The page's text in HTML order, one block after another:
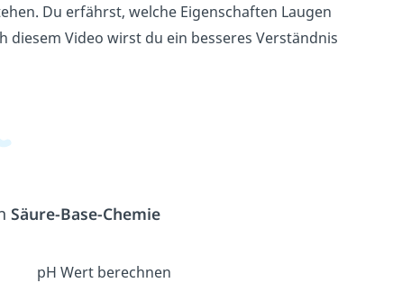
Du erfährst, welche Eigenschaften Laugen
Video wirst du ein besseres Verständnis
Säure-Base-Chemie
pH Wert berechnen